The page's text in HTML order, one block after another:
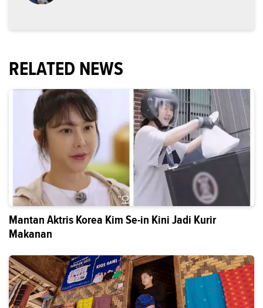
RELATED NEWS
Mantan Aktris Korea Kim Se-in Kini Jadi Kurir
Makanan